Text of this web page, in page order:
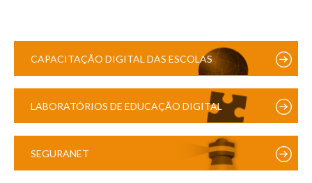
CAPACITAÇÃO DIGITAL DAS ESCOLAS
LABORATÓRIOS DE EDUCAÇÃO DIGITAL
SEGURANET